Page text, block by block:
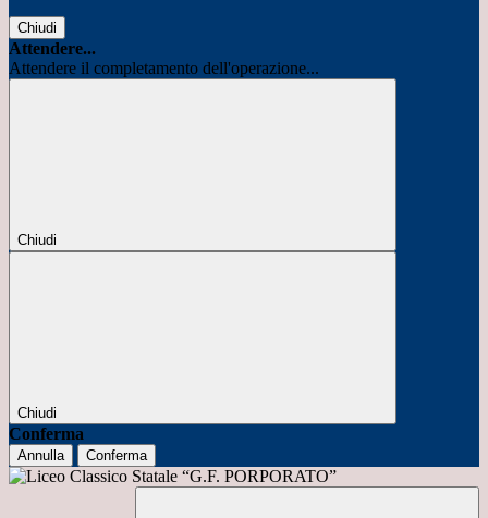
Chiudi
Attendere...
Attendere il completamento dell'operazione...
Chiudi
Chiudi
Conferma
Annulla Conferma